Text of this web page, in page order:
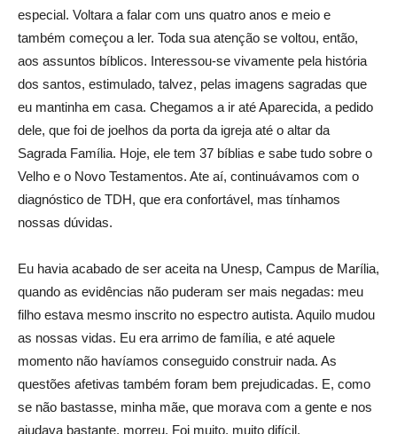
especial. Voltara a falar com uns quatro anos e meio e
também começou a ler. Toda sua atenção se voltou, então,
aos assuntos bíblicos. Interessou-se vivamente pela história
dos santos, estimulado, talvez, pelas imagens sagradas que
eu mantinha em casa. Chegamos a ir até Aparecida, a pedido
dele, que foi de joelhos da porta da igreja até o altar da
Sagrada Família. Hoje, ele tem 37 bíblias e sabe tudo sobre o
Velho e o Novo Testamentos. Ate aí, continuávamos com o
diagnóstico de TDH, que era confortável, mas tínhamos
nossas dúvidas.
Eu havia acabado de ser aceita na Unesp, Campus de Marília,
quando as evidências não puderam ser mais negadas: meu
filho estava mesmo inscrito no espectro autista. Aquilo mudou
as nossas vidas. Eu era arrimo de família, e até aquele
momento não havíamos conseguido construir nada. As
questões afetivas também foram bem prejudicadas. E, como
se não bastasse, minha mãe, que morava com a gente e nos
ajudava bastante, morreu. Foi muito, muito difícil.